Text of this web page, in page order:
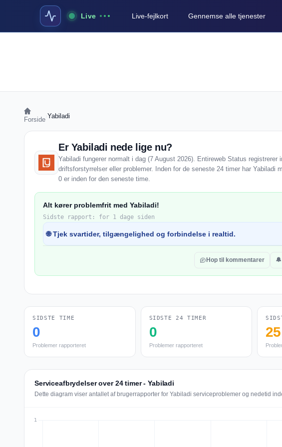
Live Live-fejlkort Gennemse alle tjenester
Forside Yabiladi
Er Yabiladi nede lige nu?
Yabiladi fungerer normalt i dag (7 August 2026). Entireweb Status registrerer
driftsforstyrrelser eller problemer. Inden for de seneste 24 timer har Yabiladi
0 er inden for den seneste time.
Alt kører problemfrit med Yabiladi!
Sidste rapport: for 1 dage siden
🌐 Tjek svartider, tilgængelighed og forbindelse i realtid.
Hop til kommentarer
SIDSTE TIME
0
Problemer rapporteret
SIDSTE 24 TIMER
0
Problemer rapporteret
25
Serviceafbrydelser over 24 timer - Yabiladi
Dette diagram viser antallet af brugerrapporter for Yabiladi serviceproblemer og nedetid